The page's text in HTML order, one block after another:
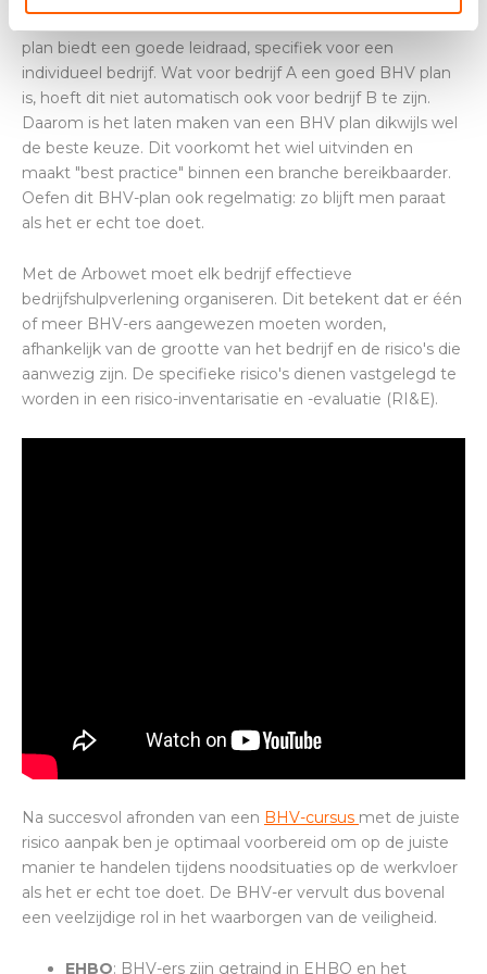
plan biedt een goede leidraad, specifiek voor een
individueel bedrijf. Wat voor bedrijf A een goed BHV plan
is, hoeft dit niet automatisch ook voor bedrijf B te zijn.
Daarom is het laten maken van een BHV plan dikwijls wel
de beste keuze. Dit voorkomt het wiel uitvinden en
maakt "best practice" binnen een branche bereikbaarder.
Oefen dit BHV-plan ook regelmatig: zo blijft men paraat
als het er echt toe doet.
Met de Arbowet moet elk bedrijf effectieve
bedrijfshulpverlening organiseren. Dit betekent dat er één
of meer BHV-ers aangewezen moeten worden,
afhankelijk van de grootte van het bedrijf en de risico's die
aanwezig zijn. De specifieke risico's dienen vastgelegd te
worden in een risico-inventarisatie en -evaluatie (RI&E).
Na succesvol afronden van een BHV-cursus met de juiste
risico aanpak ben je optimaal voorbereid om op de juiste
manier te handelen tijdens noodsituaties op de werkvloer
als het er echt toe doet. De BHV-er vervult dus bovenal
een veelzijdige rol in het waarborgen van de veiligheid.
EHBO: BHV-ers zijn getraind in EHBO en het